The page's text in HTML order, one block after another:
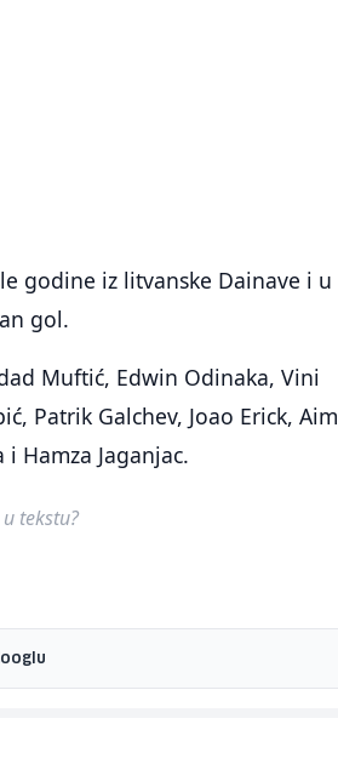
godine iz litvanske Dainave i u
gol.
Muftić, Edwin Odinaka, Vini
Patrik Galchev, Joao Erick,
Hamza Jaganjac.
tekstu?